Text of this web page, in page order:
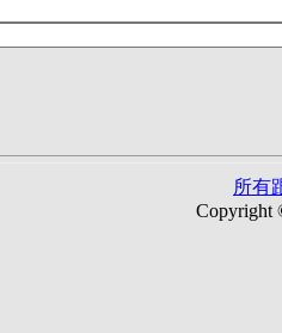
所有
Copyright